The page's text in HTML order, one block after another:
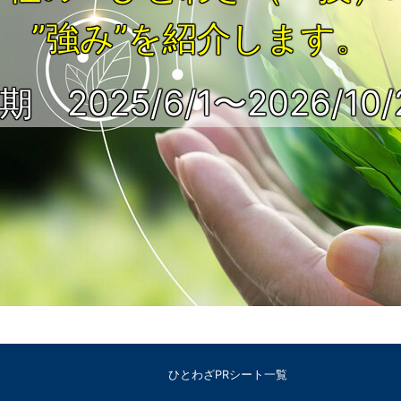
”強み”を紹介します。
2025/6/1〜2026/
ひとわざPRシート一覧